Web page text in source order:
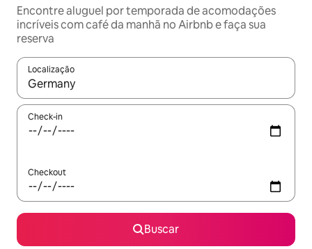
Encontre aluguel por temporada de acomodações
incríveis com café da manhã no Airbnb e faça sua
reserva
Localização
Quando os resultados estiverem disponíveis, explore-os
Check-in
Checkout
Buscar